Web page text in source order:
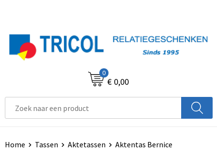
0
€ 0,00
Home Tassen Aktetassen Aktentas Bernice